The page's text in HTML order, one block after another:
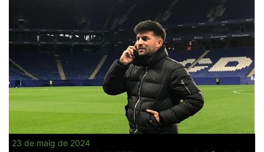
23 de maig de 2024